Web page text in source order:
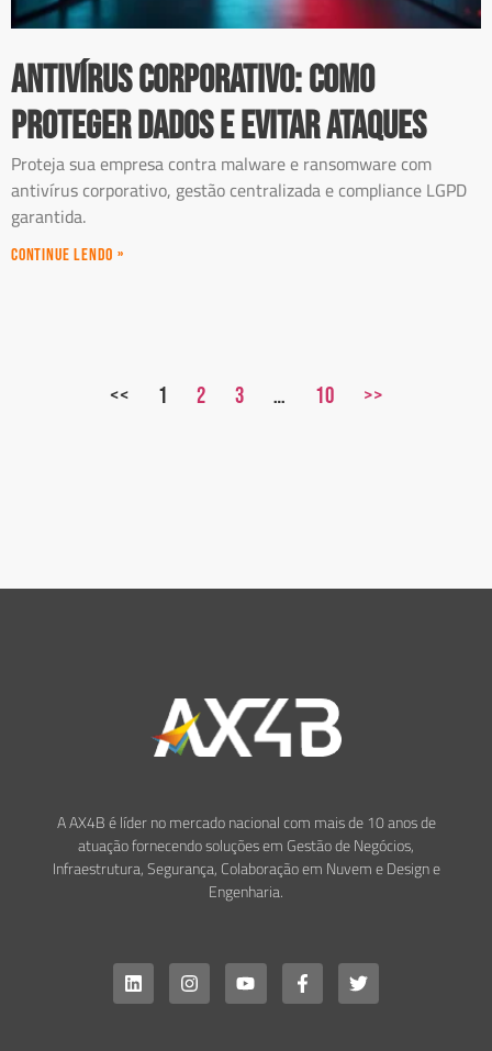
Antivírus corporativo: como
proteger dados e evitar ataques
Proteja sua empresa contra malware e ransomware com
antivírus corporativo, gestão centralizada e compliance LGPD
garantida.
Continue Lendo »
<< 1 2 3 … 10 >>
A AX4B é líder no mercado nacional com mais de 10 anos de
atuação fornecendo soluções em Gestão de Negócios,
Infraestrutura, Segurança, Colaboração em Nuvem e Design e
Engenharia.